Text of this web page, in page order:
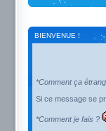
BIENVENUE !
*Comment ça
Si ce message se
*Comment je fais ?